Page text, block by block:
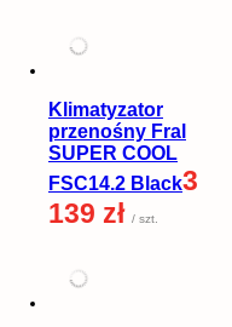
Klimatyzator
przenośny Fral
SUPER COOL
FSC14.2 Black3
139 zł / szt.